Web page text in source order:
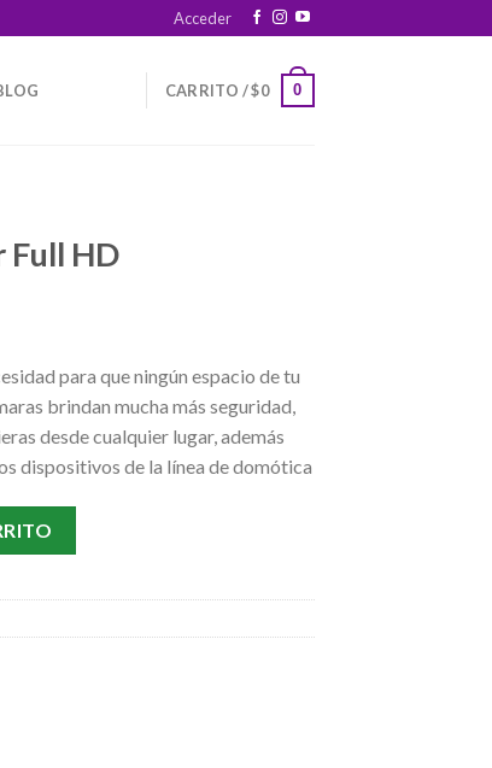
Acceder
CARRITO /$0 0
HD
para que ningún espacio de tu
brindan mucha más seguridad,
desde cualquier lugar, además
dispositivos de la línea de domótica